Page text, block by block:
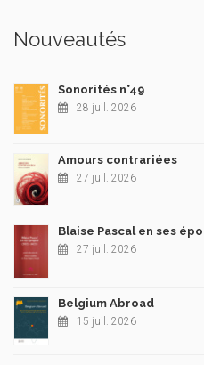
Nouveautés
Sonorités n°49
28 juil. 2026
Amours contrariées
27 juil. 2026
Blaise Pascal en ses
27 juil. 2026
Belgium Abroad
15 juil. 2026